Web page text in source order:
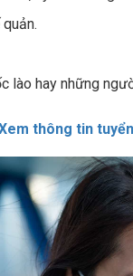
lào hay những
thông tin